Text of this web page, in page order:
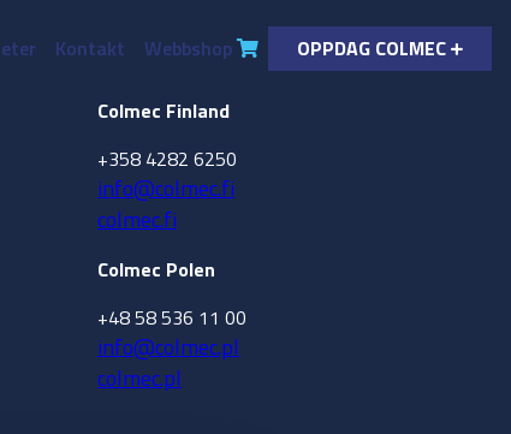
Kontakt Webbshop OPPDAG COLMEC
Colmec Finland
+358 4282 6250
info@colmec.fi
colmec.fi
Colmec Polen
+48 58 536 11 00
info@colmec.pl
colmec.pl